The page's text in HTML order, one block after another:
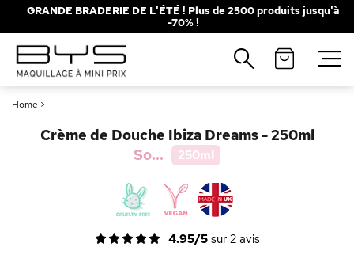
GRANDE BRADERIE DE L'ÉTÉ ! Plus de 2500 produits jusqu'à
-70% !
Home >
Crème de Douche Ibiza Dreams - 250ml
So...
250ml
4.95/5sur 2avis
Fermer
Recherches populaires
Rouge à Lèvres